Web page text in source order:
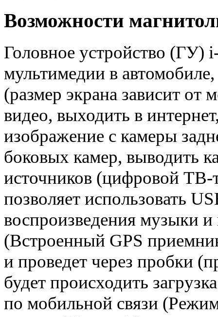
Возможности
Головное устройство (ГУ)
мультимедии в
(размер экрана зависит от
видео, выходить в
изображение с камеры
боковых камер, выводить
источников (цифровой
позволяет использовать
воспроизведения
(Встроенный GPS
и проведет через пробки
будет происходить
по мобильной связи